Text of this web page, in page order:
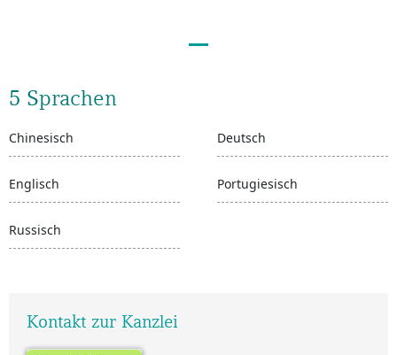
5 Sprachen
Chinesisch Deutsch
Englisch Portugiesisch
Russisch
Kontakt zur Kanzlei